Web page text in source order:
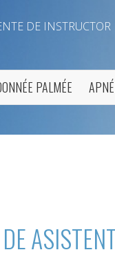
DE INSTRUCTOR
PALMÉE